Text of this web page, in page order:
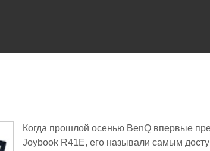
Когда прошлой осенью BenQ впервые
Joybook R41E, его называли самым